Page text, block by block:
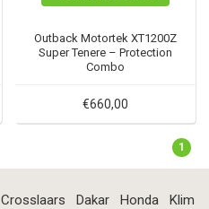
Outback Motortek XT1200Z
Super Tenere – Protection
Combo
€660,00
1
Crosslaars Dakar Honda
Klim